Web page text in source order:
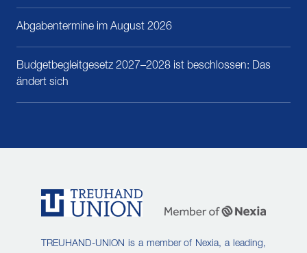
Abgabentermine im August 2026
Budgetbegleitgesetz 2027–2028 ist beschlossen: Das
ändert sich
TREUHAND-UNION is a member of Nexia, a leading,